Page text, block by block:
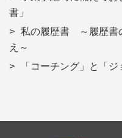
書」
私の履歴書 ～履歴書
え～
「コーチング」と「ジ